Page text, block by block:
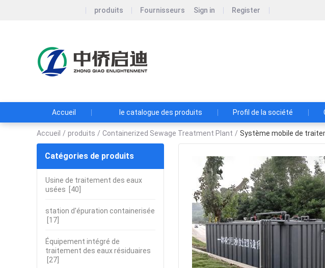
produits Fournisseurs Sign in Register
Accueil le catalogue des produits Profil de la société
Accueil / produits / Containerized Sewage Treatment Plant / Système mobile de
Catégories de produits
Usine de traitement des eaux
usées [40]
station d'épuration containerisée
[17]
Équipement intégré de
traitement des eaux résiduaires
[27]